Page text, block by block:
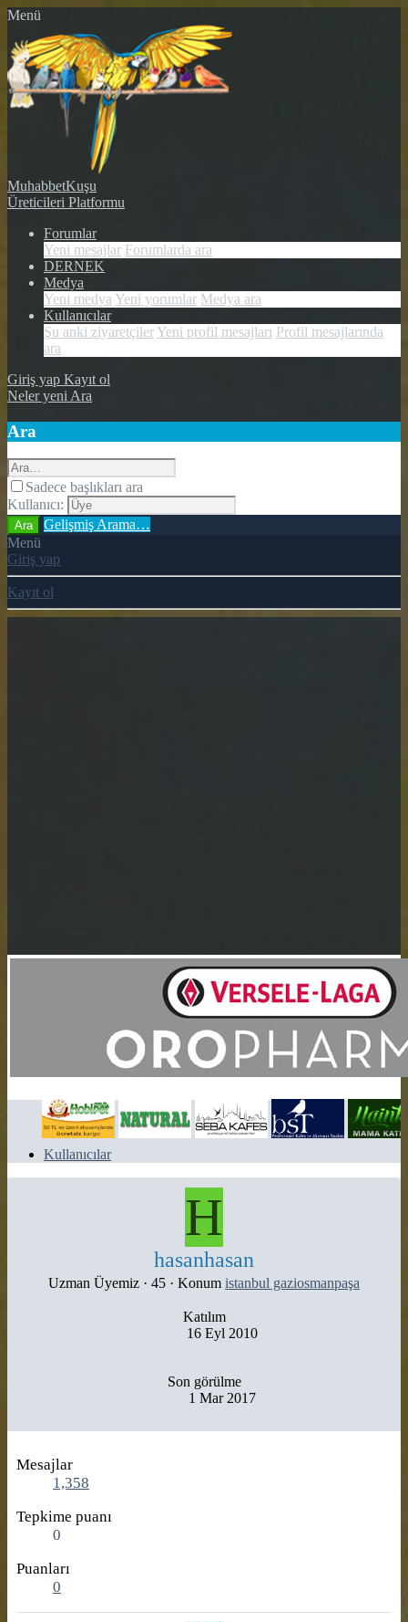
Menü
MuhabbetKuşu
Üreticileri Platformu
Forumlar
Yeni mesajlar Forumlarda ara
DERNEK
Medya
Yeni medya Yeni yorumlar Medya ara
Kullanıcılar
Şu anki ziyaretçilerYeni profil mesajları Profil mesajlarında
ara
Giriş yap Kayıt ol
Neler yeni Ara
Ara
Sadece başlıkları ara
Kullanıcı:
Ara
Gelişmiş Arama…
Menü
Giriş yap
Kayıt ol
Kullanıcılar
H
hasanhasan
Uzman Üyemiz · 45 · Konum istanbul gaziosmanpaşa
Katılım
16 Eyl 2010
Son görülme
1 Mar 2017
Mesajlar
1,358
Tepkime puanı
0
Puanları
0